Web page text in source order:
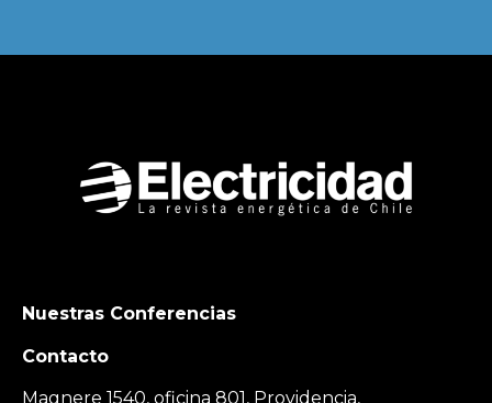
Nuestras Conferencias
Contacto
Magnere 1540, oficina 801, Providencia,